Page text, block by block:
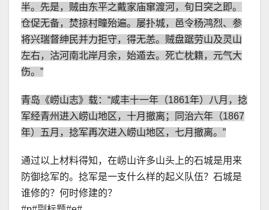
半。先是，贼由东平之戴家庙窜渡河，旬日突之即。
仓促无备，焚掠村疃殆遍。屡扑城，邑令杨鸿烈、参
将兴瑞督绅民并力拒守，得无恙。贼盘踞劳山及灵山
左右，沽河南北岸月余，始遁去。死亡枕籍，元气大
伤。”
青岛《崂山志》载：“咸丰十一年（1861年）八月，捻
军经青州进入崂山地区，十月撤离；同治六年（1867
年）五月，捻军再次进入崂山地区，七月撤离。”
通过以上材料得知，在崂山许多山头上的石城是用来
防御捻军的。捻军是一支什么样的起义队伍？石城是
谁修的？何时修建的？